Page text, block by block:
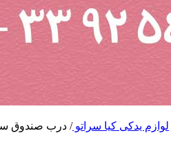
لوازم یدکی کیا سراتو/ درب صندوق